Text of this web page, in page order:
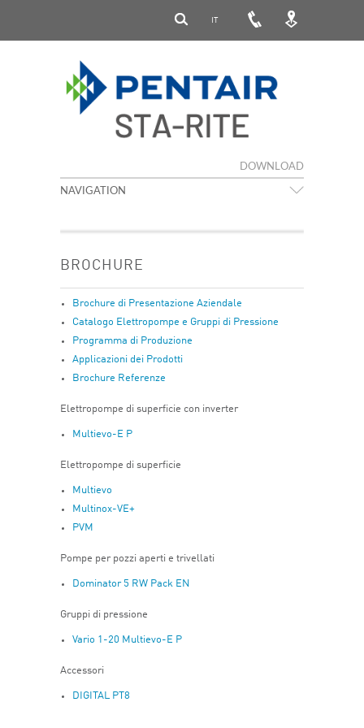
IT
DOWNLOAD
NAVIGATION
BROCHURE
Brochure di Presentazione Aziendale
Catalogo Elettropompe e Gruppi di Pressione
Programma di Produzione
Applicazioni dei Prodotti
Brochure Referenze
Elettropompe di superficie con inverter
Multievo-E P
Elettropompe di superficie
Multievo
Multinox-VE+
PVM
Pompe per pozzi aperti e trivellati
Dominator 5 RW Pack EN
Gruppi di pressione
Vario 1-20 Multievo-E P
Accessori
DIGITAL PT8